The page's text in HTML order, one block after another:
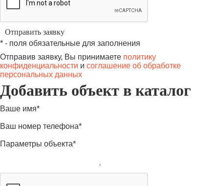
* - поля обязательные для заполнения
Отправив заявку, Вы принимаете политику
конфиденциальности и соглашение об обработке
персональных данных
Добавить объект в каталог
Ваше имя*
Ваш номер телефона*
Параметры объекта*